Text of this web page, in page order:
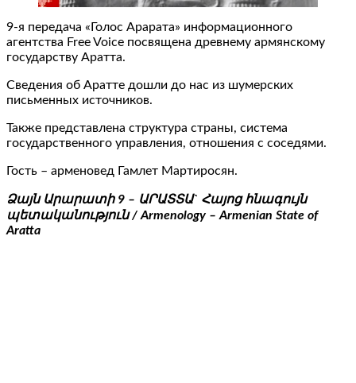
9-я передача «Голос Арарата» информационного
агентства Free Voice посвящена древнему армянскому
государству Аратта.
Сведения об Аратте дошли до нас из шумерских
письменных источников.
Также представлена ​​структура страны, система
государственного управления, отношения с соседями.
Гость – арменовед Гамлет Мартиросян.
Ձայն Արարատի 9 – ԱՐԱՏՏԱ` Հայոց հնագույն
պետականություն / Armenology – Armenian State of
Aratta